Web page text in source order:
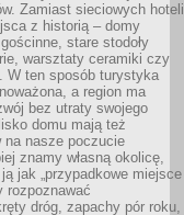
Zamiast sieciowych hoteli
z historią – domy
stare stodoły
warsztaty ceramiki czy
W ten sposób turystyka
a region ma
bez utraty swojego
domu mają też
na nasze poczucie
znamy własną okolicę,
jak „przypadkowe miejsce
rozpoznawać
dróg, zapachy pór roku,